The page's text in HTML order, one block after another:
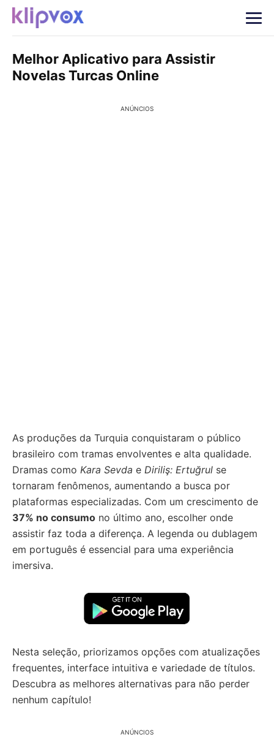
Melhor Aplicativo para Assistir
Novelas Turcas Online
ANÚNCIOS
As produções da Turquia conquistaram o público
brasileiro com tramas envolventes e alta qualidade.
Dramas como Kara Sevda e Diriliş: Ertuğrul se
tornaram fenômenos, aumentando a busca por
plataformas especializadas. Com um crescimento de
37% no consumo no último ano, escolher onde
assistir faz toda a diferença. A legenda ou dublagem
em português é essencial para uma experiência
imersiva.
Nesta seleção, priorizamos opções com atualizações
frequentes, interface intuitiva e variedade de títulos.
Descubra as melhores alternativas para não perder
nenhum capítulo!
ANÚNCIOS